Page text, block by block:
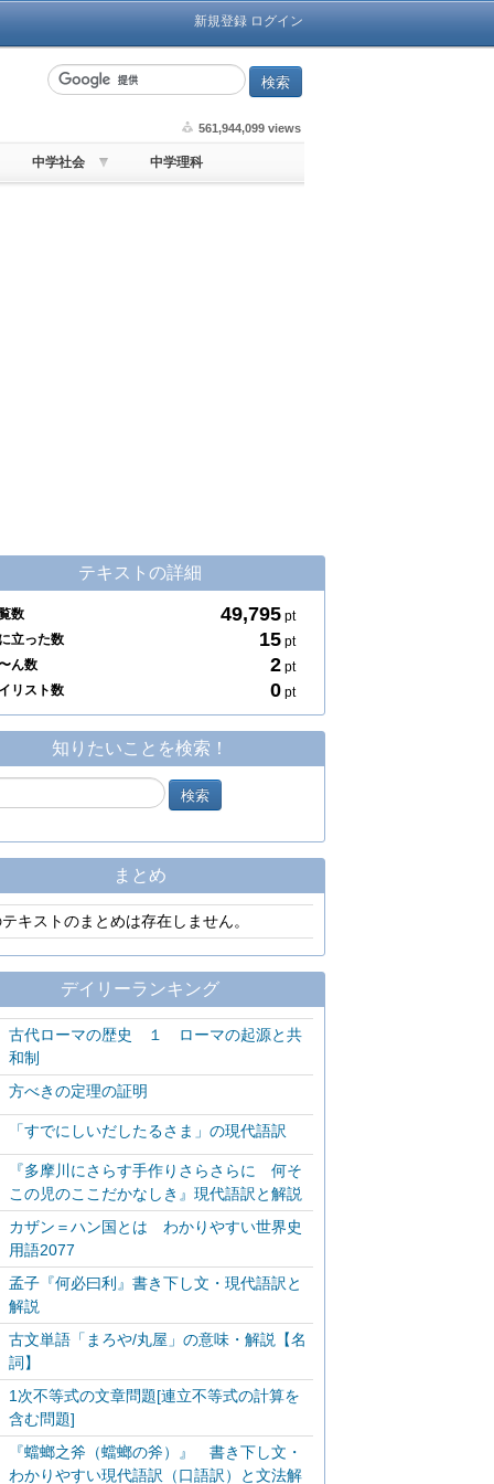
新規登録 ログイン
561,944,099 views
中学社会 中学理科
テキストの詳細
数 49,795 pt
立った数
15 pt
ん数
2 pt
リスト数
0 pt
知りたいことを検索！
まとめ
テキストのまとめは存在しません。
デイリーランキング
古代ローマの歴史 １ ローマの起源と共
和制
方べきの定理の証明
「すでにしいだしたるさま」の現代語訳
『多摩川にさらす手作りさらさらに 何そ
この児のここだかなしき』現代語訳と解説
カザン＝ハン国とは わかりやすい世界史
用語2077
孟子『何必曰利』書き下し文・現代語訳と
解説
古文単語「まろや/丸屋」の意味・解説【名
詞】
1次不等式の文章問題[連立不等式の計算を
含む問題]
『蟷螂之斧（蟷螂の斧）』 書き下し文・
わかりやすい現代語訳（口語訳）と文法解